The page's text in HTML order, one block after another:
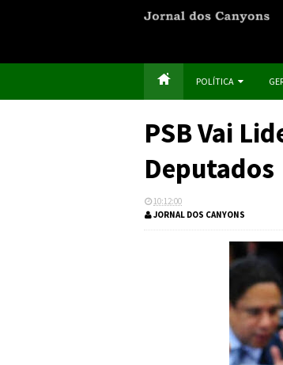
POLÍTICA
PSB Vai
Deputados
10:12:00
JORNAL DOS CANYONS